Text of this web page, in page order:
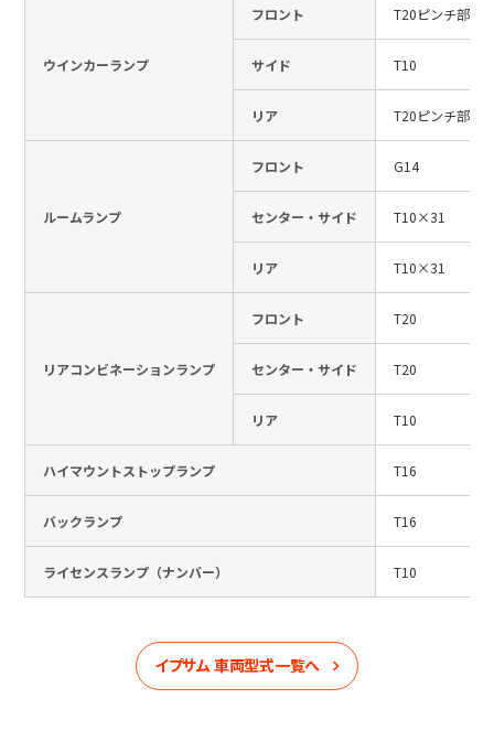
VFHY1104P、LLF0111A、ULR4B、SL035
ウインカーランプ
フロント T20ピンチ部違
サイド T10
リア T20ピンチ部違
ルームランプ
フロント G14
センター・サイド T10×31
リア T10×31
リアコンビネーションランプ
フロント T20
センター・サイド T20
リア T10
ハイマウントストップランプ T16
バックランプ T16
ライセンスランプ（ナンバー） T10
イプサム 車両型式一覧へ